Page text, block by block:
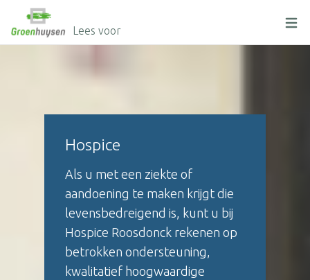
Lees voor
Hospice
Als u met een ziekte of
aandoening te maken krijgt die
levensbedreigend is, kunt u bij
Hospice Roosdonck rekenen op
betrokken ondersteuning,
kwalitatief hoogwaardige